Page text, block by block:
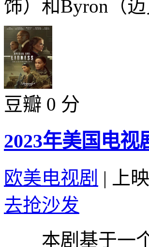
饰）和Byron（
豆瓣 0 分
2023年美国电
欧美电视剧 |
上
去抢沙发
本剧基于一个